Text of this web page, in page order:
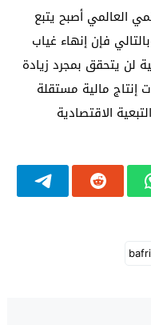
العالمي أصبح يتبع
فإن إنهاء غياب
لن يتحقق بمجرد زيادة
مالية مستقلة
الاقتصادية